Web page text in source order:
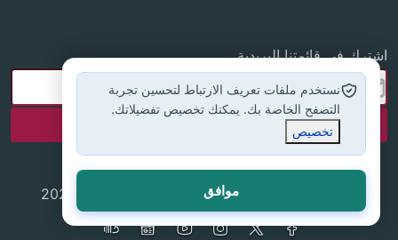
اشترك في قائمتنا البريدية
جميع الحقوق محفوظة لموقع إسلام أون لاين © 2025
نستخدم ملفات تعريف الارتباط لتحسين تجربة
التصفح الخاصة بك. يمكنك تخصيص تفضيلاتك.
تخصيص
موافق